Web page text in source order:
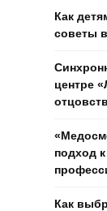
Как
советы
центре
подход
Как